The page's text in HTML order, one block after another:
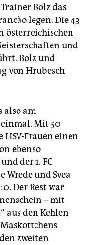
Bolz das
legen. Die 43
österreichischen
und
Bolz und
von Hrubesch
also am
Mit 50
HSV-Frauen einen
ebenso
der 1. FC
Wrede und Svea
Der Rest war
– mit
aus den Kehlen
zweiten